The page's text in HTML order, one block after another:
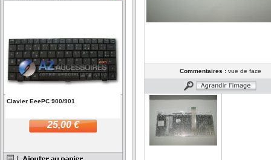
Clavier EeePC 900/901
25,00 €
Commentaires :vue de face